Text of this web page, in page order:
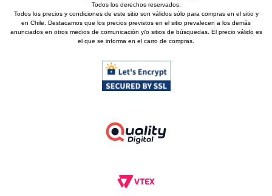
Todos los derechos reservados.
Todos los precios y condiciones de este sitio son válidos sólo para compras en el sitio y
en Chile. Destacamos que los precios previstos en el sitio prevalecen a los demás
anunciados en otros medios de comunicación y/o sitios de búsquedas. El precio válido es
el que se informa en el carro de compras.